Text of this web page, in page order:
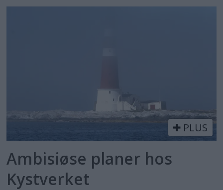
PLUS
Ambisiøse planer hos
Kystverket